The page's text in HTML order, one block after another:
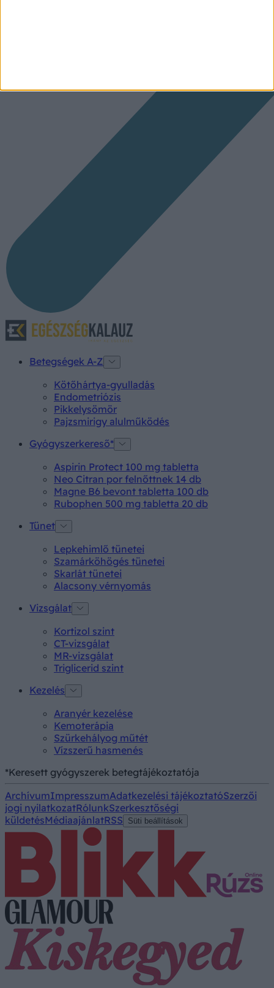
Betegségek A-Z
Kötőhártya-gyulladás
Endometriózis
Pikkelysömör
Pajzsmirigy alulműködés
Gyógyszerkereső*
Aspirin Protect 100 mg tabletta
Neo Citran por felnőttnek 14 db
Magne B6 bevont tabletta 100 db
Rubophen 500 mg tabletta 20 db
Tünet
Lepkehimlő tünetei
Szamárköhögés tünetei
Skarlát tünetei
Alacsony vérnyomás
Vizsgálat
Kortizol szint
CT-vizsgálat
MR-vizsgálat
Triglicerid szint
Kezelés
Aranyér kezelése
Kemoterápia
Szürkehályog műtét
Vízszerű hasmenés
*Keresett gyógyszerek betegtájékoztatója
ArchívumImpresszumAdatkezelési tájékoztatóSzerzői
jogi nyilatkozatRólunkSzerkesztőségi
küldetésMédiaajánlatRSS Süti beállítások